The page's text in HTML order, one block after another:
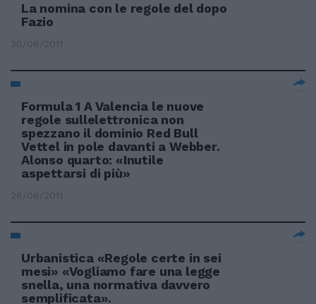
La nomina con le regole del dopo
Fazio
30/06/2011
Formula 1 A Valencia le nuove
regole sullelettronica non
spezzano il dominio Red Bull
Vettel in pole davanti a Webber.
Alonso quarto: «Inutile
aspettarsi di più»
26/06/2011
Urbanistica «Regole certe in sei
mesi» «Vogliamo fare una legge
snella, una normativa davvero
semplificata».